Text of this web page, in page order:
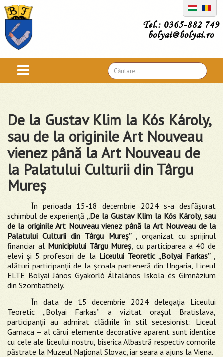
Tel.: 0365-882 749
bolyai@bolyai.ro
Căutare
...
De la Gustav Klim la Kós Károly,
sau de la originile Art Nouveau
vienez până la Art Nouveau de
la Palatului Culturii din Târgu
Mureş
În perioada 15-18 decembrie 2024 s-a desfășurat
schimbul de experiență„De la Gustav Klim la Kós Károly, sau
de la originile Art Nouveau vienez până la Art Nouveau de la
Palatului Culturii din Târgu Mureş” , organizat cu sprijinul
financiar al Municipiului Târgu Mureș, cu participarea a 40 de
elevi și 5 profesori de la Liceului Teoretic „Bolyai Farkas” ,
alături participanții de la şcoala parteneră din Ungaria, Liceul
ELTE Bolyai János Gyakorló Általános Iskola és Gimnázium
din Szombathely.
În data de 15 decembrie 2024 delegația Liceului
Teoretic „Bolyai Farkas” a vizitat orașul Bratislava,
participanții au admirat clădirile în stil secesionist: Liceul
Gamaca – al cărui elemente decorative aparent sunt identice
cu cele ale liceului nostru, biserica Albastră respectiv comorile
păstrate la Muzeul Național Slovac, iar seara a ajuns la Viena.